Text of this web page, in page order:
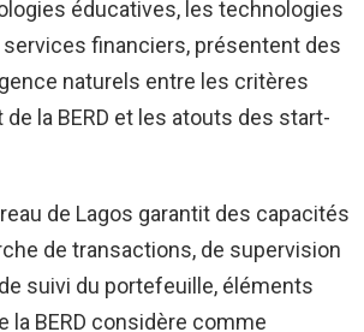
éducatives, les technologies
financiers, présentent des
naturels entre les critères
la BERD et les atouts des start-
de Lagos garantit des capacités
de transactions, de supervision
suivi du portefeuille, éléments
la BERD considère comme